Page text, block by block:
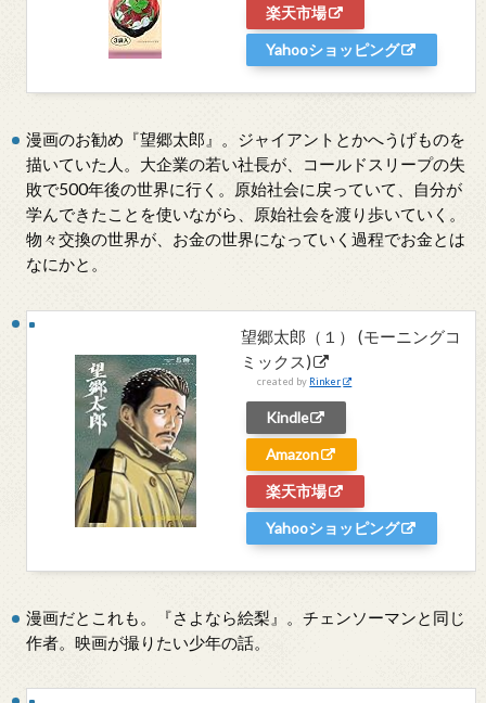
楽天市場
Yahooショッピング
漫画のお勧め『望郷太郎』。ジャイアントとかへうげものを
描いていた人。大企業の若い社長が、コールドスリープの失
敗で500年後の世界に行く。原始社会に戻っていて、自分が
学んできたことを使いながら、原始社会を渡り歩いていく。
物々交換の世界が、お金の世界になっていく過程でお金とは
なにかと。
望郷太郎（１） (モーニングコ
ミックス)
created by Rinker
Kindle
Amazon
楽天市場
Yahooショッピング
漫画だとこれも。『さよなら絵梨』。チェンソーマンと同じ
作者。映画が撮りたい少年の話。